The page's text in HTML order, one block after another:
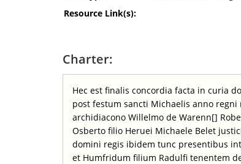
Resource Link(s):
Charter:
Hec est finalis concordia facta in curia
post festum sancti Michaelis anno regni
archidiacono Willelmo de Warenn[]
Osberto filio Heruei Michaele Belet
domini regis ibidem tunc presentibus
et Humfridum filium Radulfi tenentem